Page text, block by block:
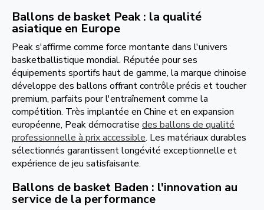
Ballons de basket Peak : la qualité
asiatique en Europe
Peak s'affirme comme force montante dans l'univers
basketballistique mondial. Réputée pour ses
équipements sportifs haut de gamme, la marque chinoise
développe des ballons offrant contrôle précis et toucher
premium, parfaits pour l'entraînement comme la
compétition. Très implantée en Chine et en expansion
européenne, Peak démocratise des ballons de qualité
professionnelle à prix accessible. Les matériaux durables
sélectionnés garantissent longévité exceptionnelle et
expérience de jeu satisfaisante.
Ballons de basket Baden : l'innovation au
service de la performance